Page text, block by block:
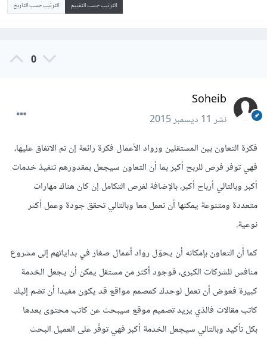
الترتيب حسب التقييم الترتيب حسب التاريخ
0
Soheib
نشر11 ديسمبر 2015
فكرة التعاون بين المستقلين ورواد الأعمال فكرة رائعة إن تم الاتفاق عليها،
فهي توفر فرص للربح أكبر بما أن التعاون سيجعل بمقدورهم تنفيذ خدمات
أكبر وبالتالي أرباح أكبر، بالإضافة لفرص التكامل إن كان هناك مهارات
متعددة ومتنوعة يمكنها أن تعمل معا وبالتالي تحقق جودة وعمل أكثر
نوعية.
كما أن التعاون بإمكانه أن يحوّل رواد أعمال صغار في بداياتهم إلى مشروع
منافس للشركات الكبرى، فوجود أكثر من مستقل يمكن أن يجعل الخدمة
كبيرة فعوض أن تعمل لوحدك كمصمم مواقع قد يكون مفيدا أن تضم إليك
كاتب مقالات فالذي يريد تصميم موقع سيبحث عن كاتب محتوى بعدها
بكل تأكيد وبالتالي سيجعل الخدمة أكبر فهي توفّر على العميل البحث